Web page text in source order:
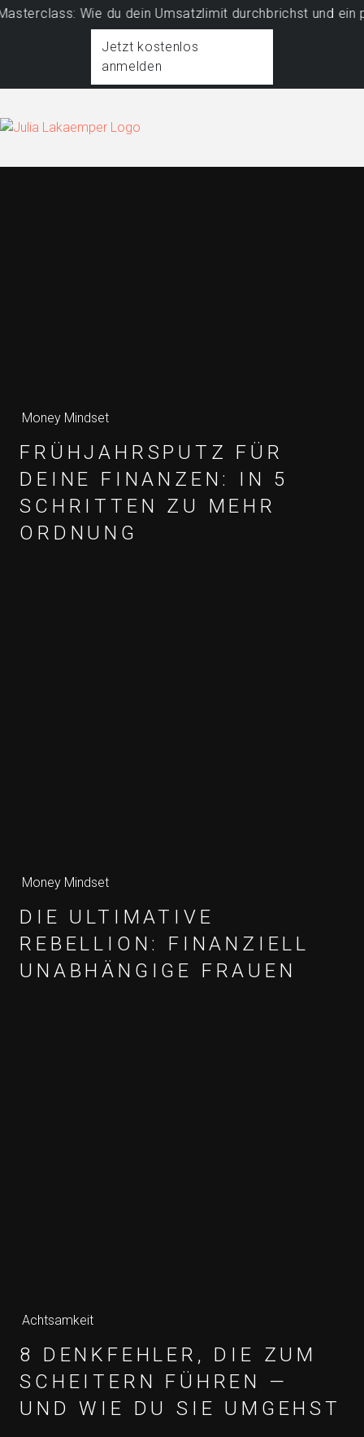
Wie du dein Umsatzlimit durchbrichst und ein
Jetzt kostenlos
anmelden
Money Mindset
FRÜHJAHRSPUTZ FÜR
DEINE FINANZEN: IN 5
SCHRITTEN ZU MEHR
ORDNUNG
Money Mindset
DIE ULTIMATIVE
REBELLION: FINANZIELL
UNABHÄNGIGE FRAUEN
Achtsamkeit
8 DENKFEHLER, DIE ZUM
SCHEITERN FÜHREN —
UND WIE DU SIE UMGEHST